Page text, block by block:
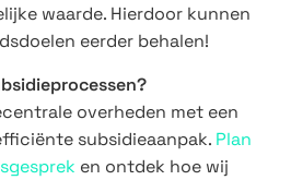
waarde. Hierdoor kunnen
eerder behalen!
overheden met een
subsidieaanpak. Plan
en ontdek hoe wij